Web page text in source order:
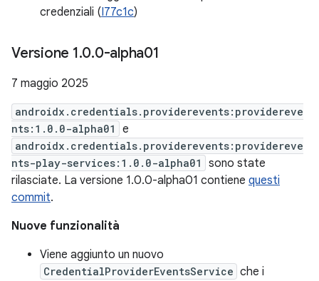
credenziali (I77c1c)
Versione 1.0.0-alpha01
7 maggio 2025
androidx.credentials.providerevents:providereve
nts:1.0.0-alpha01
e
androidx.credentials.providerevents:providereve
nts-play-services:1.0.0-alpha01
sono state
rilasciate. La versione 1.0.0-alpha01 contiene questi
commit.
Nuove funzionalità
Viene aggiunto un nuovo
CredentialProviderEventsService che i